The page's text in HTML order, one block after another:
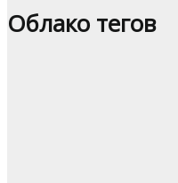
Облако тегов